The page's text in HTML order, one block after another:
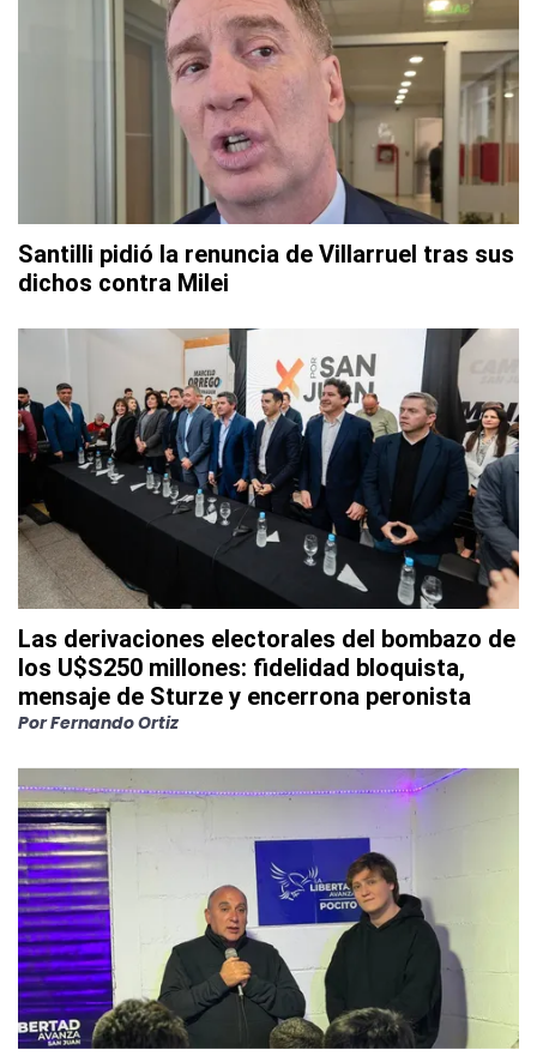
Santilli pidió la renuncia de Villarruel tras sus
dichos contra Milei
Las derivaciones electorales del bombazo de
los U$S250 millones: fidelidad bloquista,
mensaje de Sturze y encerrona peronista
PorFernando Ortiz